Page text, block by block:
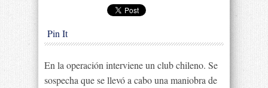
Pin It
En la operación interviene un club chileno. Se
sospecha que se llevó a cabo una maniobra de